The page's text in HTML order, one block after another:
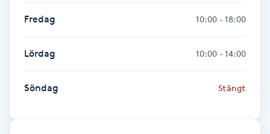
Hårborttagning
Hårbottenbehandling
Hårförlängning
Fredag 10:00 - 18:00
Lördag 10:00 - 14:00
Söndag Stängt